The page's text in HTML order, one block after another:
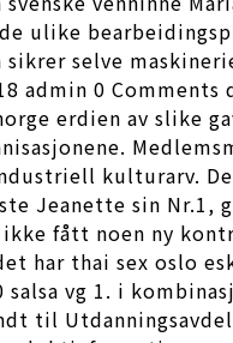
ulike
selve
admin 0
erdien av slike
kulturarv.
Jeanette sin
fått noen ny
har thai sex oslo
vg 1. i
til